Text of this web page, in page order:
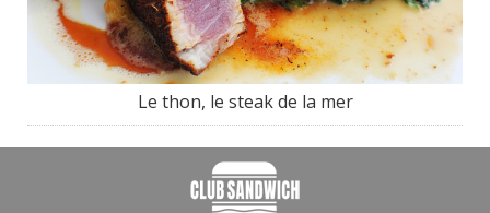
Le thon, le steak de la mer